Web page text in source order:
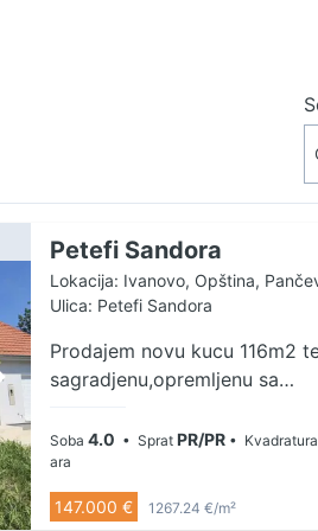
Petefi Sandora
Lokacija: Ivanovo, Opština,
Ulica: Petefi Sandora
Prodajem novu kucu 116m2
sagradjenu,opremljenu sa
zasadjenim vocem i ukrasnim
drvecem. Kuca ima 3 spavace
sobe, kupatilo ,wc ,ostavu
sobu sa trpezarijom i
Soba4.0 • Sprat PR/PR •
ara
147.000 € 1267.24 €/m²